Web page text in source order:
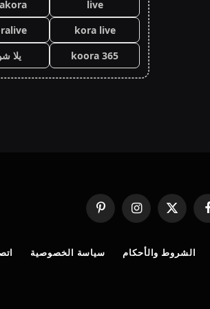
live
kora live
koora 365
يلا
فيسبوك
X
(Twitter)
الانستغرامبينتيريست
الشروط والأحكام سياسة الخصوصية